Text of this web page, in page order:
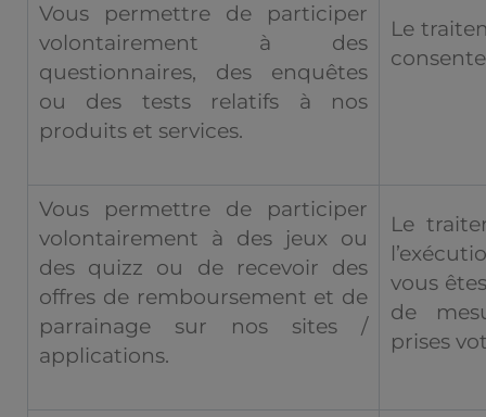
Vous permettre de participer
volontairement à des
questionnaires, des enquêtes
ou des tests relatifs à nos
produits et services.
Le
Vous permettre de participer
volontairement à des jeux ou
des quizz ou de recevoir des
offres de remboursement et de
parrainage sur nos sites /
applications.
Le
vous
de
prises